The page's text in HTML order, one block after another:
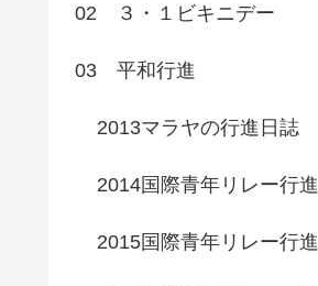
02 ３・１ビキニデー
03 平和行進
2013マラヤの行進日誌
2014国際青年リレー行進
2015国際青年リレー行進